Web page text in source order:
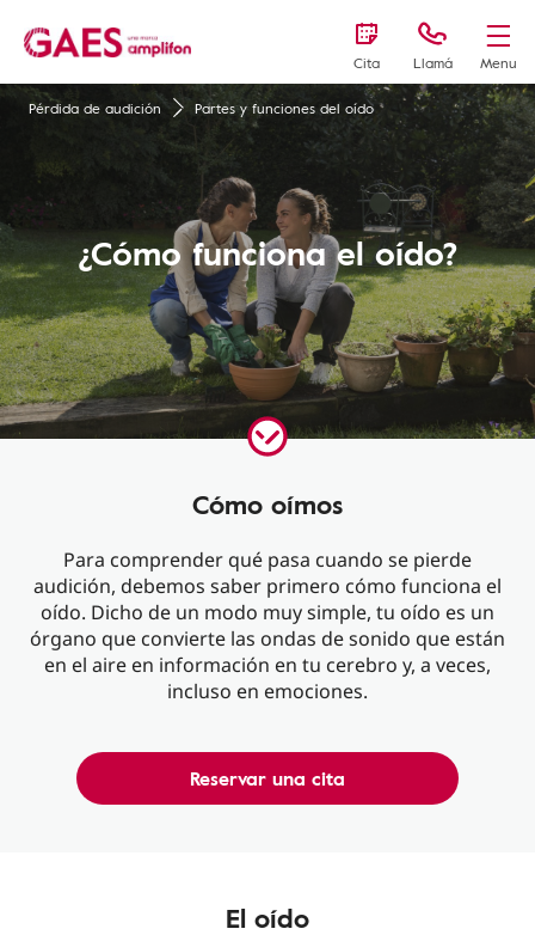
Cita Llamá Menu
Pérdida de audición Partes y funciones del oído
¿Cómo funciona el oído?
Cómo oímos
Para comprender qué pasa cuando se pierde
audición, debemos saber primero cómo funciona el
oído. Dicho de un modo muy simple, tu oído es un
órgano que convierte las ondas de sonido que están
en el aire en información en tu cerebro y, a veces,
incluso en emociones.
Reservar una cita
El oído